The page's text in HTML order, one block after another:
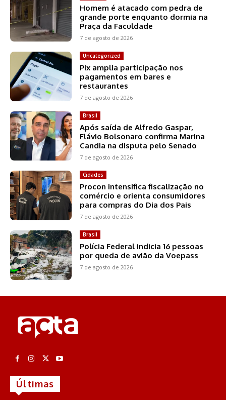
Homem é atacado com pedra de
grande porte enquanto dormia na
Praça da Faculdade
7 de agosto de 2026
Uncategorized
Pix amplia participação nos
pagamentos em bares e
restaurantes
7 de agosto de 2026
Brasil
Após saída de Alfredo Gaspar,
Flávio Bolsonaro confirma Marina
Candia na disputa pelo Senado
7 de agosto de 2026
Cidades
Procon intensifica fiscalização no
comércio e orienta consumidores
para compras do Dia dos Pais
7 de agosto de 2026
Brasil
Polícia Federal indicia 16 pessoas
por queda de avião da Voepass
7 de agosto de 2026
Últimas